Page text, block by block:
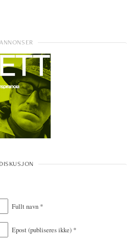
Fullt navn *
Epost(publiseres ikke) *